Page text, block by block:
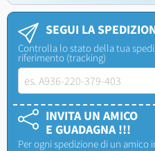
SEGUI LA
Controlla lo stato della tua
riferimento (tracking)
INVITA UN AMICO
E GUADAGNA !!!
Per ogni spedizione di un amico